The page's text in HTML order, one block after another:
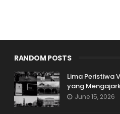
RANDOM POSTS
Lima Peristiwa
yang
June 15, 2026